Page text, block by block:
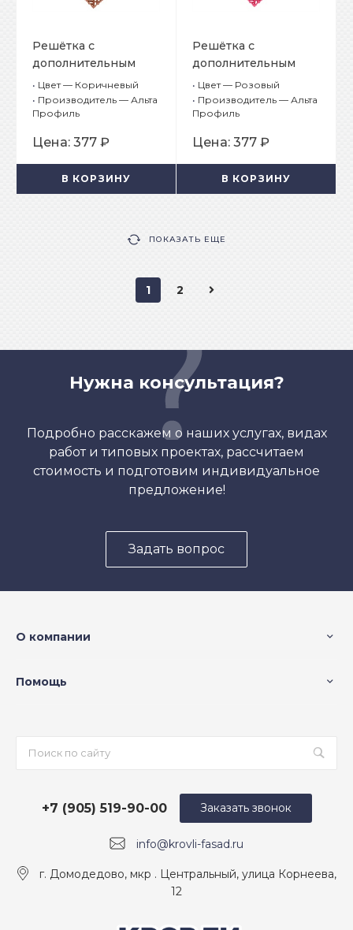
Решётка с
дополнительным
обрамлением, цвет
Коричневый
• Цвет — Коричневый
• Производитель — Альта
Профиль
Цена: 377 ₽
В КОРЗИНУ
Решётка с
дополнительным
обрамлением, цвет
Розовый
• Цвет — Розовый
• Производитель — Альта
Профиль
Цена: 377 ₽
В КОРЗИНУ
ПОКАЗАТЬ ЕЩЕ
1 2
Нужна консультация?
Подробно расскажем о наших услугах, видах
работ и типовых проектах, рассчитаем
стоимость и подготовим индивидуальное
предложение!
Задать вопрос
О компании
Помощь
info@krovli-fasad.ru
+7 (905) 519-90-00
г. Домодедово, мкр . Центральный, улица Корнеева,
12
Заказать звонок